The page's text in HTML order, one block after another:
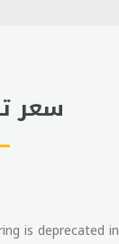
سعر
is deprecated in